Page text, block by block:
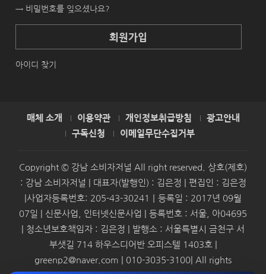
→ 비밀번호를 잊으셨나요?
회원가입
아이디 찾기
매체 소개 이용약관 개인정보취급방침
광고안내
구독신청
이메일무단수집거부
Copyright © 강남 소비자저널 All right reserved. 상호(제호)
: 강남 소비자저널 | 대표자(발행인) : 김은정 | 편집인 : 김은정
|사업자등록번호: 205-43-30241｜등록일 : 2017년 09월
07일 | 신문사업, 인터넷신문사업 | 등록번호 : 서울, 아04695
| 청소년보호책임자 : 김은정 | 발행소 : 서울특별시 금천구 서
부샛길 714 하우스디어반 오피스텔 1403호 |
greenp2@naver.com | 010-3035-3100| All rights